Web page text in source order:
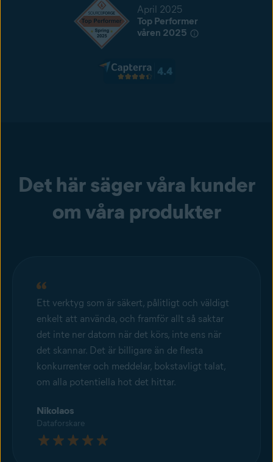
April 2025
Top Performer
våren 2025
Det här säger våra kunder
om våra produkter
Ett verktyg som är säkert, pålitligt och väldigt
enkelt att använda, och framför allt så saktar
det inte ner datorn när det körs, inte ens när
det skannar. Det är billigare än de flesta
konkurrenter och meddelar, bokstavligt talat,
om alla potentiella hot det hittar.
Nikolaos
Dataforskare